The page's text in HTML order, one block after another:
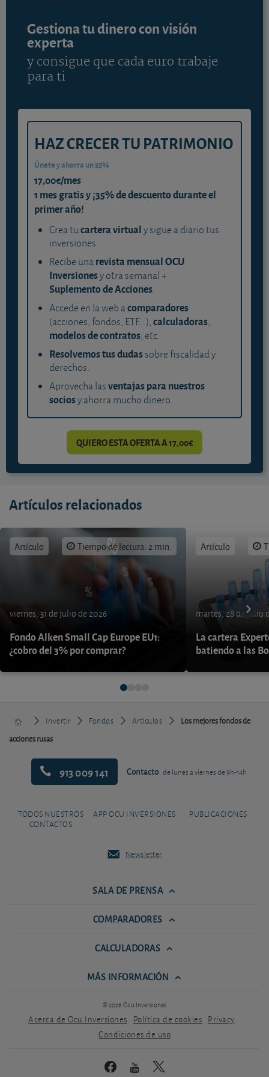
Gestiona tu dinero con visión
experta
y consigue que cada euro trabaje
para ti
HAZ CRECER TU PATRIMONIO
Únete y ahorra un 35%
17,00€/mes
1 mes gratis y ¡35% de descuento durante el
primer año!
Crea tucartera virtualy sigue a diario tus
inversiones.
Recibe unarevista mensual OCU
Inversionesy otra semanal +
Suplemento de Acciones.
Accede en la web acomparadores
(acciones, fondos, ETF...),calculadoras,
modelos de contratos, etc.
Resolvemos tus dudassobre fiscalidad y
derechos.
Aprovecha lasventajas para nuestros
sociosy ahorra mucho dinero.
QUIERO ESTA OFERTA A 17,00€
Artículos relacionados
Artículo Tiempo de lectura: 2 min.
viernes, 31 de julio de 2026
Fondo Alken Small Cap Europe EU1:
¿cobro del 3% por comprar?
Artículo
martes, 28 de julio
La cartera
batiendo a las
Invertir Fondos Artículos
Los mejores fondos de
acciones rusas
913 009 141 Contacto de lunes a viernes de 9h-14h
TODOS NUESTROS
CONTACTOS
APP OCU INVERSIONES PUBLICACIONES
Newsletter
SALA DE PRENSA
COMPARADORES
CALCULADORAS
MÁS INFORMACIÓN
© 2026 Ocu Inversiones
Acerca de Ocu Inversiones Política de cookies Privacy
Condiciones de uso